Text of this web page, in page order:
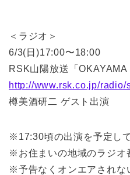
＜ラジオ＞
6/3(日)17:00〜18:00
RSK山陽放送「
http://www.rsk.co.jp/radio/
樽美酒研二 ゲスト出演
※17:30頃の出演を予定し
※お住まいの地域のラジオ
※予告なくオンエアされな